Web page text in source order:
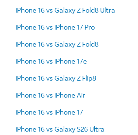
iPhone 16 vs Galaxy Z Fold8 Ultra
iPhone 16 vs iPhone 17 Pro
iPhone 16 vs Galaxy Z Fold8
iPhone 16 vs iPhone 17e
iPhone 16 vs Galaxy Z Flip8
iPhone 16 vs iPhone Air
iPhone 16 vs iPhone 17
iPhone 16 vs Galaxy S26 Ultra